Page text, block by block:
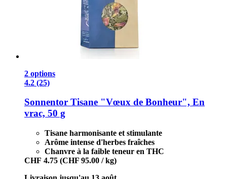
2 options
4.2 (25)
Sonnentor Tisane "Vœux de Bonheur", En
vrac, 50 g
Tisane harmonisante et stimulante
Arôme intense d'herbes fraîches
Chanvre à la faible teneur en THC
CHF 4.75 (CHF 95.00 / kg)